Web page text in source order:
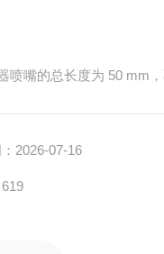
喷嘴的总长度为 50 mm
2026-07-16